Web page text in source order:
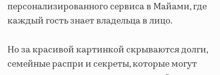
персонализированного сервиса в Майами, где
каждый гость знает владельца в лицо.
Но за красивой картинкой скрываются долги,
семейные распри и секреты, которые могут